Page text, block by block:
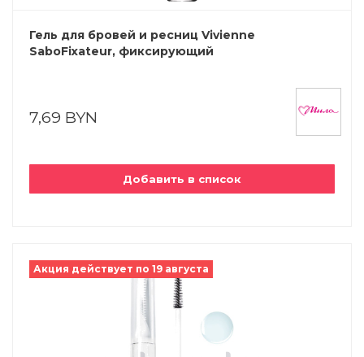
Гель для бровей и ресниц Vivienne
SaboFixateur, фиксирующий
7,69 BYN
Добавить в список
Акция действует по 19 августа